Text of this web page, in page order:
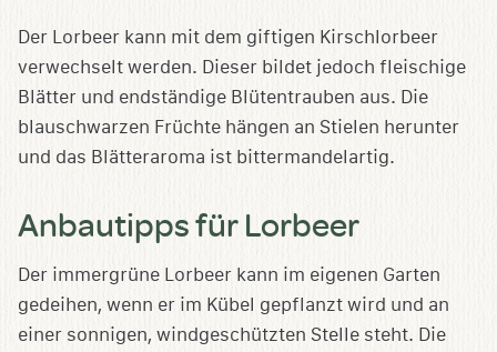
Der Lorbeer kann mit dem giftigen Kirschlorbeer
verwechselt werden. Dieser bildet jedoch fleischige
Blätter und endständige Blütentrauben aus. Die
blauschwarzen Früchte hängen an Stielen herunter
und das Blätteraroma ist bittermandelartig.
Anbautipps für Lorbeer
Der immergrüne Lorbeer kann im eigenen Garten
gedeihen, wenn er im Kübel gepflanzt wird und an
einer sonnigen, windgeschützten Stelle steht. Die